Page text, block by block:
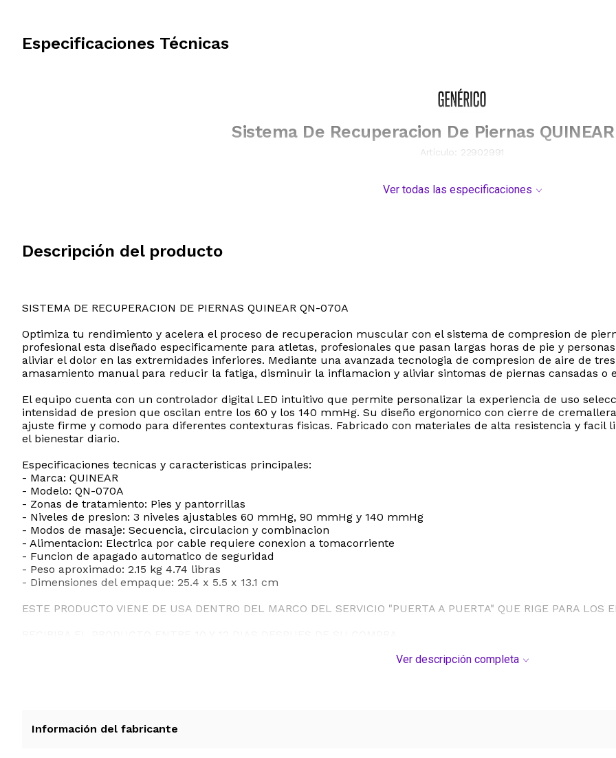
Especificaciones Técnicas
Sistema De Recuperacion De Piernas
Artículo: 22902991
Ver todas las especificaciones
Descripción del producto
SISTEMA DE RECUPERACION DE PIERNAS QUINEAR QN-070A
Optimiza tu rendimiento y acelera el proceso de recuperacion muscular con el sistema de compresion de
profesional esta diseñado especificamente para atletas, profesionales que pasan largas horas de pie y
aliviar el dolor en las extremidades inferiores. Mediante una avanzada tecnologia de compresion de aire de
amasamiento manual para reducir la fatiga, disminuir la inflamacion y aliviar sintomas de piernas cansadas o
El equipo cuenta con un controlador digital LED intuitivo que permite personalizar la experiencia de uso
intensidad de presion que oscilan entre los 60 y los 140 mmHg. Su diseño ergonomico con cierre de
ajuste firme y comodo para diferentes contexturas fisicas. Fabricado con materiales de alta resistencia y facil
el bienestar diario.
Especificaciones tecnicas y caracteristicas principales:
- Marca: QUINEAR
- Modelo: QN-070A
- Zonas de tratamiento: Pies y pantorrillas
- Niveles de presion: 3 niveles ajustables 60 mmHg, 90 mmHg y 140 mmHg
- Modos de masaje: Secuencia, circulacion y combinacion
- Alimentacion: Electrica por cable requiere conexion a tomacorriente
- Funcion de apagado automatico de seguridad
- Peso aproximado: 2.15 kg 4.74 libras
- Dimensiones del empaque: 25.4 x 5.5 x 13.1 cm
ESTE PRODUCTO VIENE DE USA DENTRO DEL MARCO DEL SERVICIO "PUERTA A PUERTA" QUE RIGE PARA LOS
LOS PRODUCTOS CON VOLTAJE QUE VIENEN DE ESTADOS UNIDOS GENERALMENTE SON DE 110V Y POR LO
Ver descripción completa
Información del fabricante